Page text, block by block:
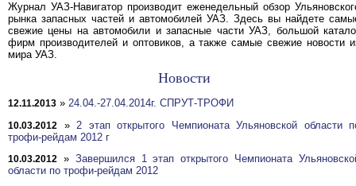
Журнал УАЗ-Навигатор производит еженедельный обзор
рынка запасных частей и автомобилей УАЗ. Здесь вы найдете
свежие цены на автомобили и запасные части УАЗ, большой
фирм производителей и оптовиков, а также самые свежие новости
мира УАЗ.
Новости
12.11.2013 » 24.04.-27.04.2014г. СПРУТ-ТРОФИ
10.03.2012 » 2 этап открытого Чемпионата Ульяновской области
трофи-рейдам 2012 г
10.03.2012 » Завершился 1 этап открытого Чемпионата
области по трофи-рейдам 2012